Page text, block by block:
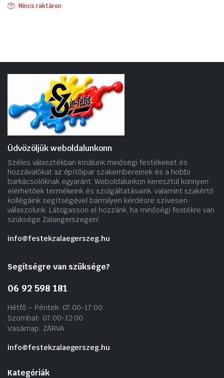
Nincs raktáron
Üdvözöljük weboldalunkonn
Széles választékban kínálunk minőségi festékeket és
hozzávalókat az építőipar szakembereinek és a hobbi
barkácsolóknak egyaránt. Weboldalunkon keresztül könnyen
elérhetőek termékeink és szolgáltatásaink, valamint szakértő
kollégáink segítségével bármilyen kérdésre szívesen
válaszolunk. Látogasson el hozzánk, ha minőségi festékre van
szüksége Zalaegerszegen!.
info@festekzalaegerszeg.hu
Segítségre van szüksége?
06 92 598 181
Hétfő – Péntek: 07:00-17:00
Szombat: 07:00-12:00
Vasárnap: ZÁRVA
info@festekzalaegerszeg.hu
Kategóriák